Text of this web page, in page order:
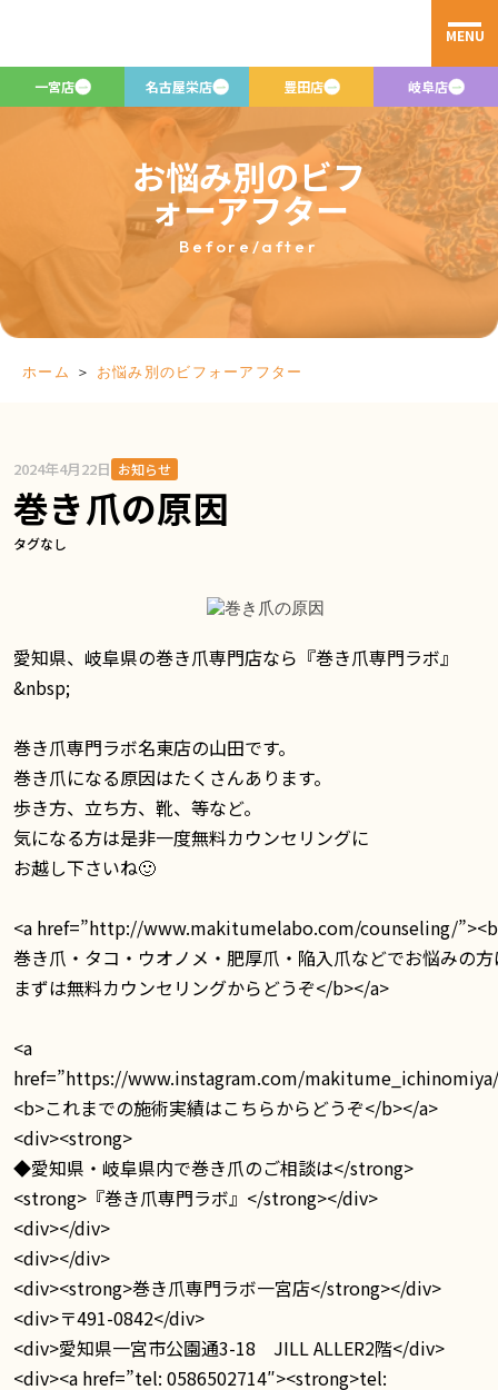
MENU
一宮店 名古屋栄店 豊田店 岐阜店
お悩み別のビフ
ォーアフター
Before/after
ホーム ＞ お悩み別のビフォーアフター
2024年4月22日 お知らせ
巻き爪の原因
タグなし
愛知県、岐阜県の巻き爪専門店なら『巻き爪専門ラボ』
&nbsp;
巻き爪専門ラボ名東店の山田です。
巻き爪になる原因はたくさんあります。
歩き方、立ち方、靴、等など。
気になる方は是非一度無料カウンセリングに
お越し下さいね🙂
<a href=”http://www.makitumelabo.com/counseling/
巻き爪・タコ・ウオノメ・肥厚爪・陥入爪などでお悩みの
まずは無料カウンセリングからどうぞ</b></a>
<a
href=”https://www.instagram.com/
<b>これまでの施術実績はこちらからどうぞ</b></a>
<div><strong>
◆愛知県・岐阜県内で巻き爪のご相談は</strong>
<strong>『巻き爪専門ラボ』</strong></div>
<div></div>
<div></div>
<div><strong>巻き爪専門ラボ一宮店</strong></div>
<div>〒491-0842</div>
<div>愛知県一宮市公園通3-18 JILL ALLER2階</div>
<div><a href=”tel: 0586502714″><strong>tel: